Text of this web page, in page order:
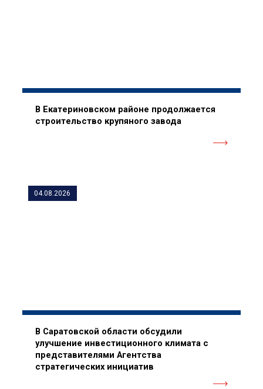
В Екатериновском районе продолжается
строительство крупяного завода
04.08.2026
В Саратовской области обсудили
улучшение инвестиционного климата с
представителями Агентства
стратегических инициатив